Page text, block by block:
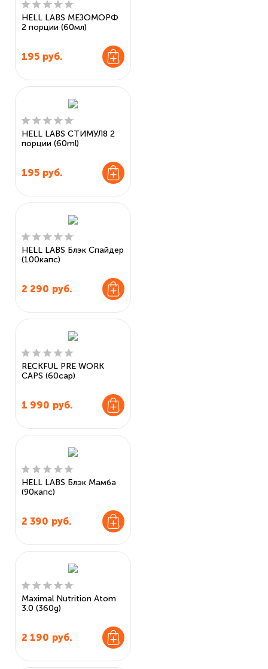
HELL LABS МЕЗОМОРФ
2 порции (60мл)
195 руб.
HELL LABS СТИМУЛ8 2
порции (60ml)
195 руб.
HELL LABS Блэк Спайдер
(100капс)
2 290 руб.
RECKFUL PRE WORK
CAPS (60cap)
1 990 руб.
HELL LABS Блэк Мамба
(90капс)
2 390 руб.
Maximal Nutrition Atom
3.0 (360g)
2 190 руб.